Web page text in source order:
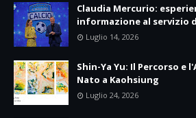
Claudia Mercurio:
informazione al servizio
Luglio 14, 2026
Shin-Ya Yu: Il Percorso e
Nato a Kaohsiung
Luglio 24, 2026